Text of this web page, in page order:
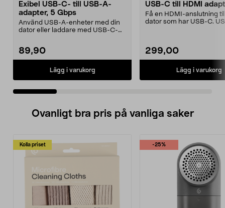
Exibel USB-C- till USB-A-
adapter, 5 Gbps
Använd USB-A-enheter med din
dator eller laddare med USB-C-
89,90
Lägg i varukorg
USB-C till HDMI
Få en HDMI-anslutning
dator som har USB-C.
299,00
Lägg i varukorg
Ovanligt bra pris på vanliga saker
Kolla priset -25%